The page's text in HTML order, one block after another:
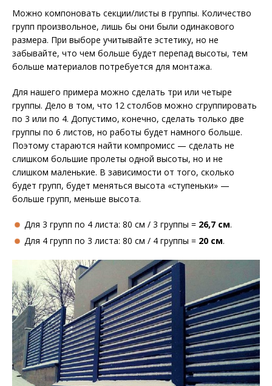
Можно компоновать секции/листы в группы. Количество
групп произвольное, лишь бы они были одинакового
размера. При выборе учитывайте эстетику, но не
забывайте, что чем больше будет перепад высоты, тем
больше материалов потребуется для монтажа.
Для нашего примера можно сделать три или четыре
группы. Дело в том, что 12 столбов можно сгруппировать
по 3 или по 4. Допустимо, конечно, сделать только две
группы по 6 листов, но работы будет намного больше.
Поэтому стараются найти компромисс — сделать не
слишком большие пролеты одной высоты, но и не
слишком маленькие. В зависимости от того, сколько
будет групп, будет меняться высота «ступеньки» —
больше групп, меньше высота.
Для 3 групп по 4 листа: 80 см / 3 группы = 26,7 см.
Для 4 групп по 3 листа: 80 см / 4 группы = 20 см.